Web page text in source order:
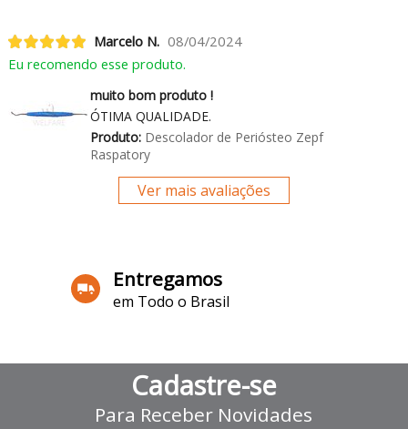
Marcelo N. 08/04/2024
Eu recomendo esse produto.
muito bom produto !
ÓTIMA QUALIDADE.
Produto:Descolador de Periósteo Zepf
Raspatory
Ver mais avaliações
Entregamos
em Todo o Brasil
Cadastre-se
Para Receber Novidades